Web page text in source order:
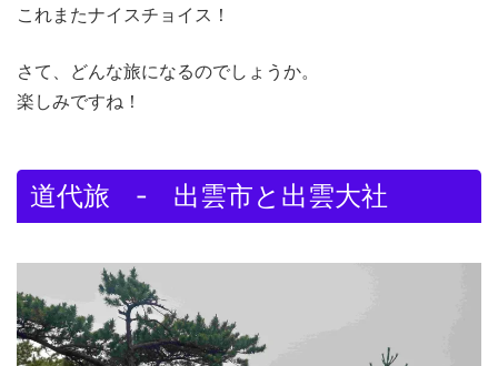
これまたナイスチョイス！
さて、どんな旅になるのでしょうか。
楽しみですね！
道代旅 ‐ 出雲市と出雲大社